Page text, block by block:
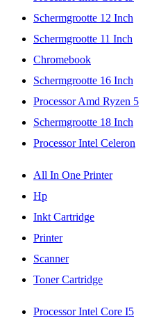
Schermgrootte 12 Inch
Schermgrootte 11 Inch
Chromebook
Schermgrootte 16 Inch
Processor Amd Ryzen 5
Schermgrootte 18 Inch
Processor Intel Celeron
All In One Printer
Hp
Inkt Cartridge
Printer
Scanner
Toner Cartridge
Processor Intel Core I5